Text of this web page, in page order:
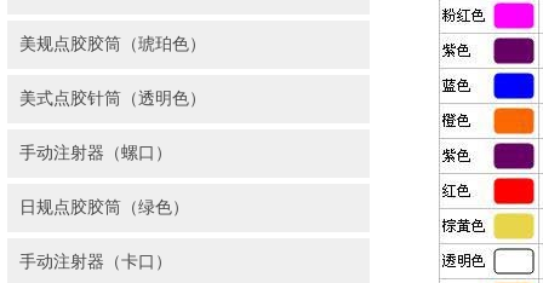
美规点胶胶筒（琥珀色）
美式点胶针筒（透明色）
手动注射器（螺口）
日规点胶胶筒（绿色）
手动注射器（卡口）